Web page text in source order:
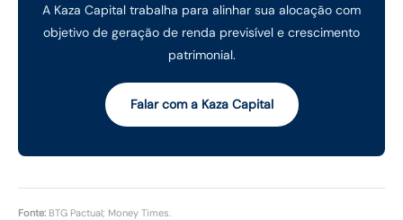
A Kaza Capital trabalha para alinhar sua alocação com
objetivo de geração de renda previsível e crescimento
patrimonial.
Falar com a Kaza Capital
Fonte: BTG Pactual; Money Times.